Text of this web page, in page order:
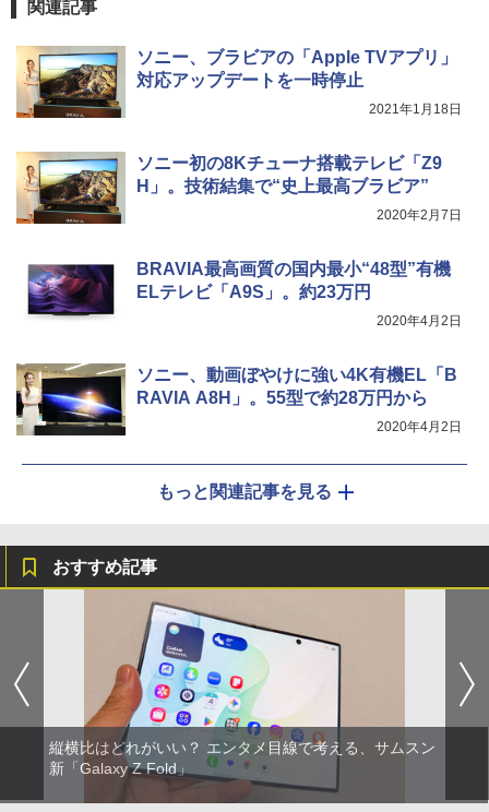
関連記事
ソニー、ブラビアの「Apple TVアプリ」
対応アップデートを一時停止
2021年1月18日
ソニー初の8Kチューナ搭載テレビ「Z9
H」。技術結集で“史上最高ブラビア”
2020年2月7日
BRAVIA最高画質の国内最小“48型”有機
ELテレビ「A9S」。約23万円
2020年4月2日
ソニー、動画ぼやけに強い4K有機EL「B
RAVIA A8H」。55型で約28万円から
2020年4月2日
もっと関連記事を見る
おすすめ記事
縦横比はどれがいい？ エンタメ目線で考える、サムスン
新「Galaxy Z Fold」